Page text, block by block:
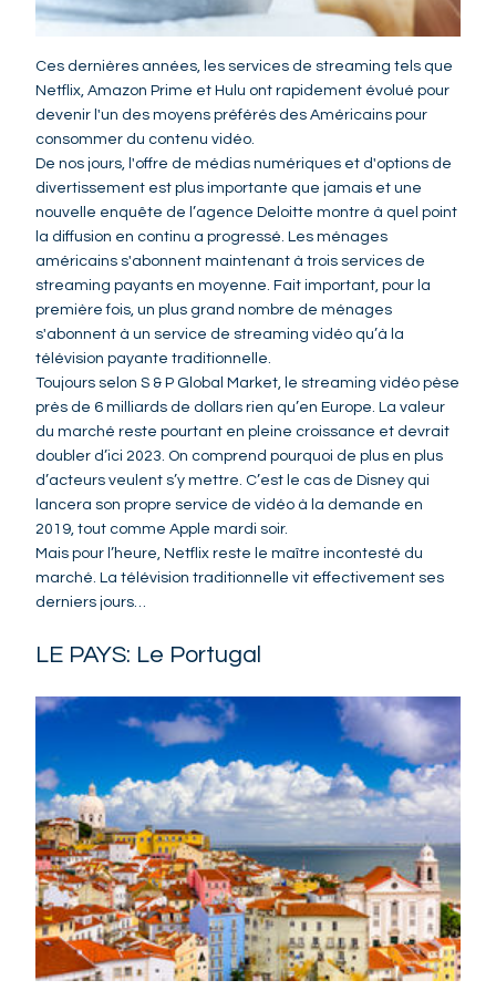
Ces dernières années, les services de streaming tels que
Netflix, Amazon Prime et Hulu ont rapidement évolué pour
devenir l'un des moyens préférés des Américains pour
consommer du contenu vidéo.
De nos jours, l'offre de médias numériques et d'options de
divertissement est plus importante que jamais et une
nouvelle enquête de l’agence Deloitte montre à quel point
la diffusion en continu a progressé. Les ménages
américains s'abonnent maintenant à trois services de
streaming payants en moyenne. Fait important, pour la
première fois, un plus grand nombre de ménages
s'abonnent à un service de streaming vidéo qu’à la
télévision payante traditionnelle.
Toujours selon S & P Global Market, le streaming vidéo pèse
près de 6 milliards de dollars rien qu’en Europe. La valeur
du marché reste pourtant en pleine croissance et devrait
doubler d’ici 2023. On comprend pourquoi de plus en plus
d’acteurs veulent s’y mettre. C’est le cas de Disney qui
lancera son propre service de vidéo à la demande en
2019, tout comme Apple mardi soir.
Mais pour l’heure, Netflix reste le maître incontesté du
marché. La télévision traditionnelle vit effectivement ses
derniers jours…
LE PAYS: Le Portugal